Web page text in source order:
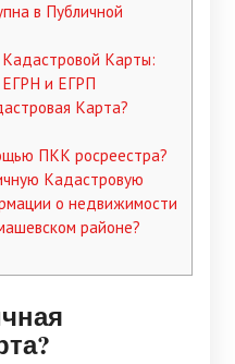
в Публичной
Карты:
и ЕГРП
Карта?
ПКК росреестра?
Кадастровую
о недвижимости
районе?